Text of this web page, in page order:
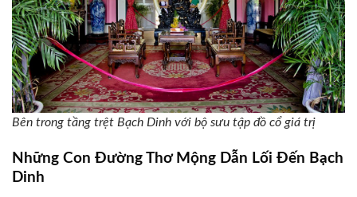
Bên trong tầng trệt Bạch Dinh với bộ sưu tập đồ cổ giá trị
Những Con Đường Thơ Mộng Dẫn Lối Đến Bạch
Dinh